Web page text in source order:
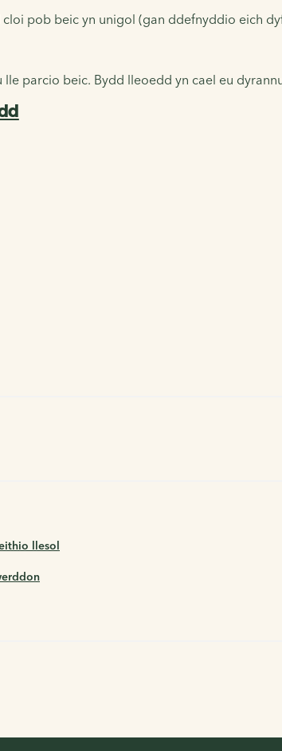
pob beic yn unigol (gan ddefnyddio eich
parcio beic. Bydd lleoedd yn cael eu
llesol